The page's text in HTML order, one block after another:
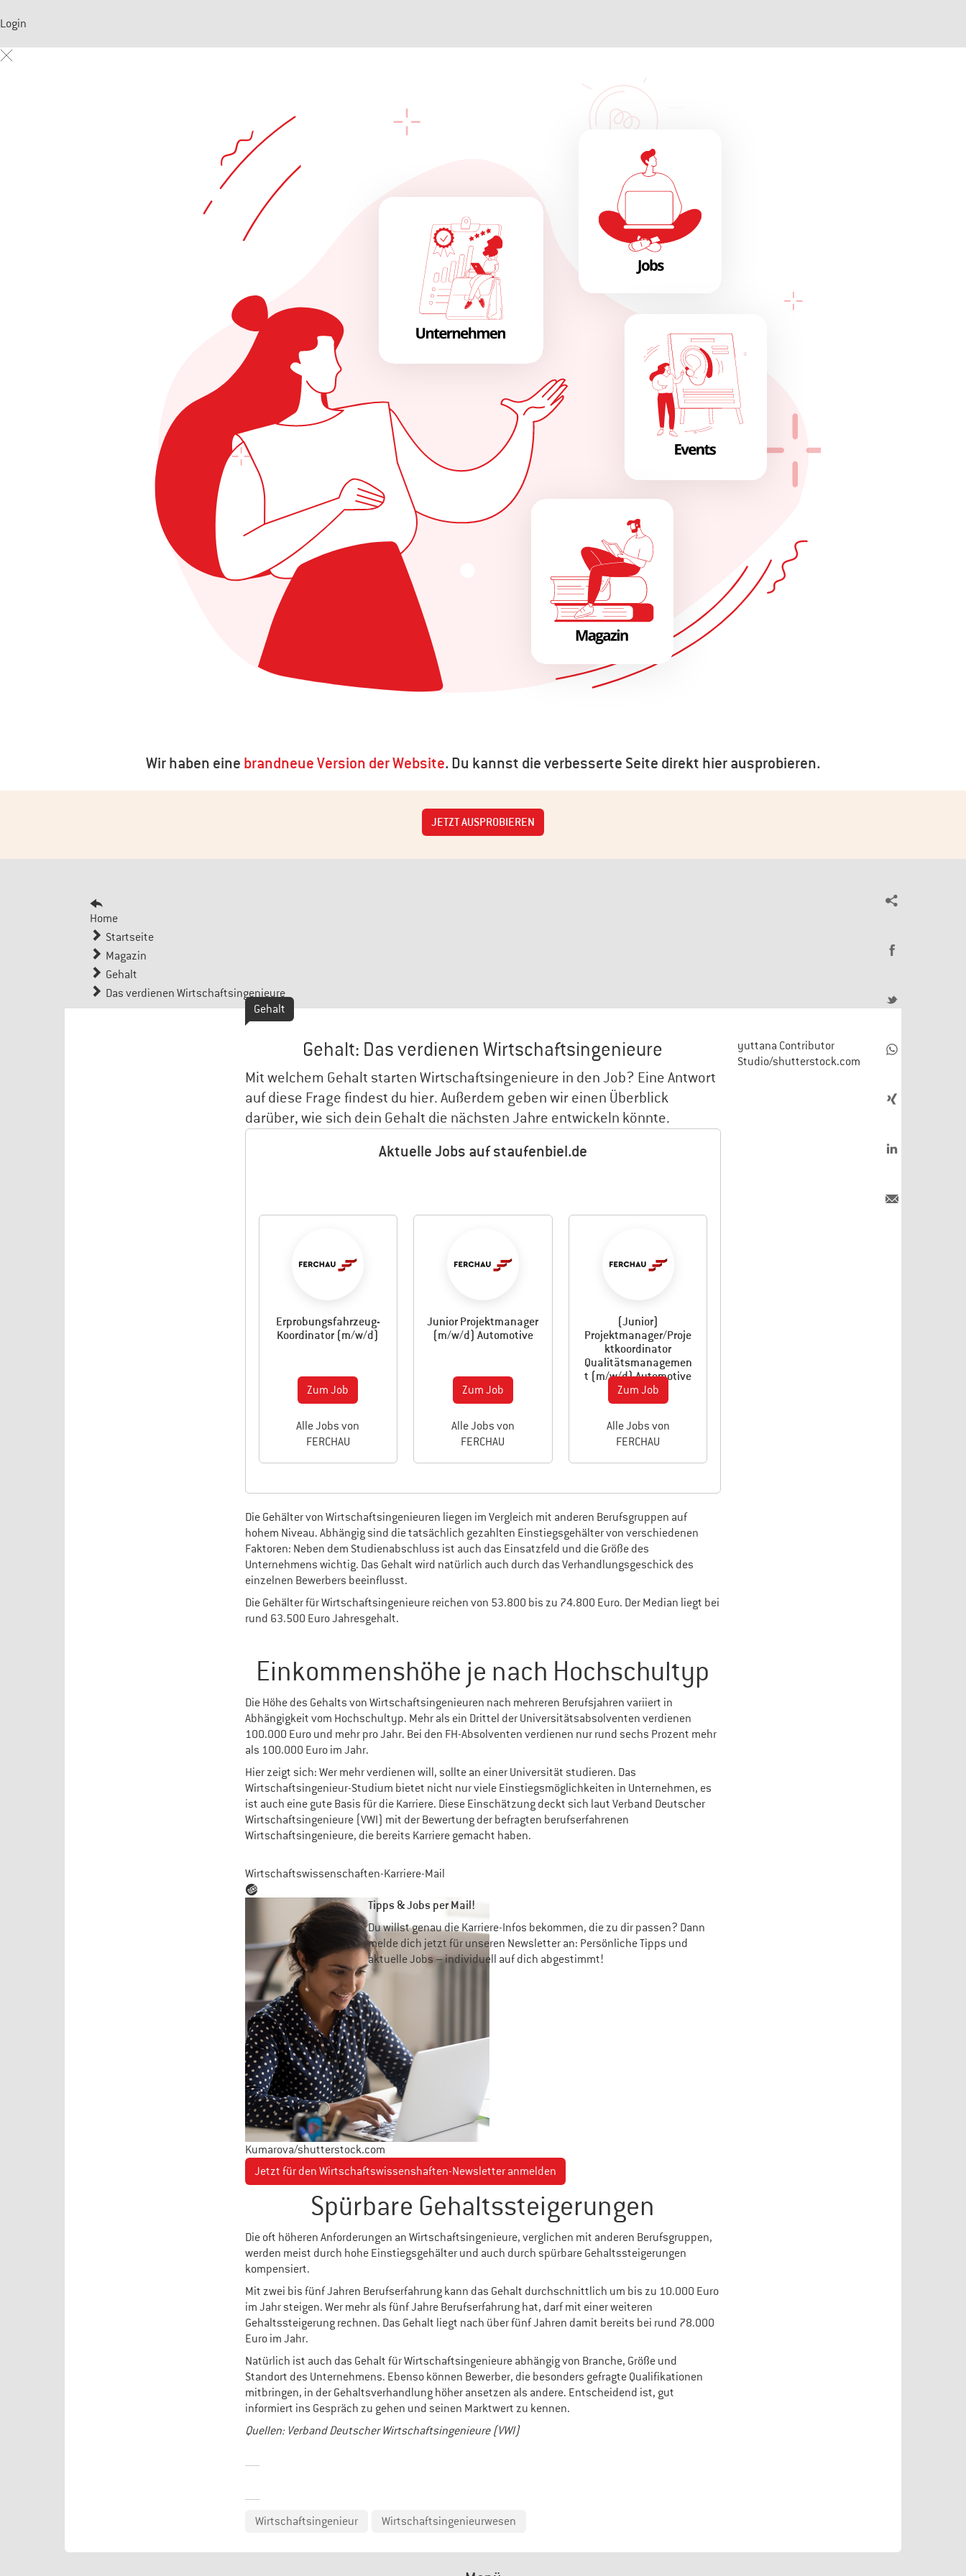
Login
Wir haben eine brandneue Version der Website. Du kannst die verbesserte Seite direkt hier ausprobieren.
JETZT AUSPROBIEREN
Home
Startseite
Magazin
Gehalt
Das verdienen Wirtschaftsingenieure
Gehalt
Gehalt: Das verdienen Wirtschaftsingenieure
Mit welchem Gehalt starten Wirtschaftsingenieure in den Job? Eine Antwort
auf diese Frage findest du hier. Außerdem geben wir einen Überblick
darüber, wie sich dein Gehalt die nächsten Jahre entwickeln könnte.
Aktuelle Jobs auf staufenbiel.de
Erprobungsfahrzeug-
Koordinator (m/w/d)
Zum Job
Alle Jobs von
FERCHAU
Junior Projektmanager
(m/w/d) Automotive
Zum Job
Alle Jobs von
FERCHAU
(Junior)
Projektmanager/Proje
ktkoordinator
Qualitätsmanagemen
t (m/w/d) Automotive
Zum Job
Alle Jobs von
FERCHAU
Die Gehälter von Wirtschaftsingenieuren liegen im Vergleich mit anderen Berufsgruppen auf
hohem Niveau. Abhängig sind die tatsächlich gezahlten Einstiegsgehälter von verschiedenen
Faktoren: Neben dem Studienabschluss ist auch das Einsatzfeld und die Größe des
Unternehmens wichtig. Das Gehalt wird natürlich auch durch das Verhandlungsgeschick des
einzelnen Bewerbers beeinflusst.
Die Gehälter für Wirtschaftsingenieure reichen von 53.800 bis zu 74.800 Euro. Der Median liegt bei
rund 63.500 Euro Jahresgehalt.
Einkommenshöhe je nach Hochschultyp
Die Höhe des Gehalts von Wirtschaftsingenieuren nach mehreren Berufsjahren variiert in
Abhängigkeit vom Hochschultyp. Mehr als ein Drittel der Universitätsabsolventen verdienen
100.000 Euro und mehr pro Jahr. Bei den FH-Absolventen verdienen nur rund sechs Prozent mehr
als 100.000 Euro im Jahr.
Hier zeigt sich: Wer mehr verdienen will, sollte an einer Universität studieren. Das
Wirtschaftsingenieur-Studium bietet nicht nur viele Einstiegsmöglichkeiten in Unternehmen, es
ist auch eine gute Basis für die Karriere. Diese Einschätzung deckt sich laut Verband Deutscher
Wirtschaftsingenieure (VWI) mit der Bewertung der befragten berufserfahrenen
Wirtschaftsingenieure, die bereits Karriere gemacht haben.
Wirtschaftswissenschaften-Karriere-Mail
Kumarova/shutterstock.com
Tipps & Jobs per Mail!
Du willst genau die Karriere-Infos bekommen, die zu dir passen? Dann
melde dich jetzt für unseren Newsletter an: Persönliche Tipps und
aktuelle Jobs – individuell auf dich abgestimmt!
Jetzt für den Wirtschaftswissenshaften-Newsletter anmelden
Spürbare Gehaltssteigerungen
Die oft höheren Anforderungen an Wirtschaftsingenieure, verglichen mit anderen Berufsgruppen,
werden meist durch hohe Einstiegsgehälter und auch durch spürbare Gehaltssteigerungen
kompensiert.
Mit zwei bis fünf Jahren Berufserfahrung kann das Gehalt durchschnittlich um bis zu 10.000 Euro
im Jahr steigen. Wer mehr als fünf Jahre Berufserfahrung hat, darf mit einer weiteren
Gehaltssteigerung rechnen. Das Gehalt liegt nach über fünf Jahren damit bereits bei rund 78.000
Euro im Jahr.
Natürlich ist auch das Gehalt für Wirtschaftsingenieure abhängig von Branche, Größe und
Standort des Unternehmens. Ebenso können Bewerber, die besonders gefragte Qualifikationen
mitbringen, in der Gehaltsverhandlung höher ansetzen als andere. Entscheidend ist, gut
informiert ins Gespräch zu gehen und seinen Marktwert zu kennen.
Quellen: Verband Deutscher Wirtschaftsingenieure (VWI)
Wirtschaftsingenieur Wirtschaftsingenieurwesen
yuttana Contributor
Studio/shutterstock.com